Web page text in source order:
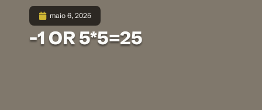
maio 6, 2025
-1 OR 5*5=25